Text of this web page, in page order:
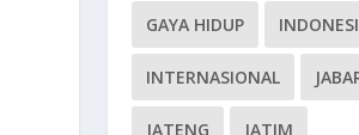
GAYA HIDUP
INTERNASIONAL
JATENG JATIM